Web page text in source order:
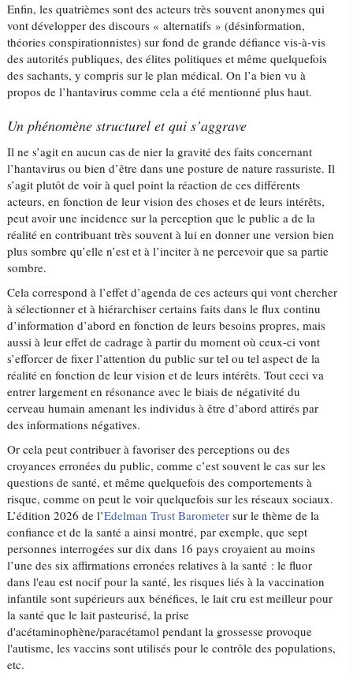
Enfin, les quatrièmes sont des acteurs très souvent anonymes qui
vont développer des discours « alternatifs » (désinformation,
théories conspirationnistes) sur fond de grande défiance vis-à-vis
des autorités publiques, des élites politiques et même quelquefois
des sachants, y compris sur le plan médical. On l’a bien vu à
propos de l’hantavirus comme cela a été mentionné plus haut.
Un phénomène structurel et qui s’aggrave
Il ne s’agit en aucun cas de nier la gravité des faits concernant
l’hantavirus ou bien d’être dans une posture de nature rassuriste. Il
s’agit plutôt de voir à quel point la réaction de ces différents
acteurs, en fonction de leur vision des choses et de leurs intérêts,
peut avoir une incidence sur la perception que le public a de la
réalité en contribuant très souvent à lui en donner une version bien
plus sombre qu’elle n’est et à l’inciter à ne percevoir que sa partie
sombre.
Cela correspond à l’effet d’agenda de ces acteurs qui vont chercher
à sélectionner et à hiérarchiser certains faits dans le flux continu
d’information d’abord en fonction de leurs besoins propres, mais
aussi à leur effet de cadrage à partir du moment où ceux-ci vont
s’efforcer de fixer l’attention du public sur tel ou tel aspect de la
réalité en fonction de leur vision et de leurs intérêts. Tout ceci va
entrer largement en résonance avec le biais de négativité du
cerveau humain amenant les individus à être d’abord attirés par
des informations négatives.
Or cela peut contribuer à favoriser des perceptions ou des
croyances erronées du public, comme c’est souvent le cas sur les
questions de santé, et même quelquefois des comportements à
risque, comme on peut le voir quelquefois sur les réseaux sociaux.
L’édition 2026 de l’Edelman Trust Barometer sur le thème de la
confiance et de la santé a ainsi montré, par exemple, que sept
personnes interrogées sur dix dans 16 pays croyaient au moins
l’une des six affirmations erronées relatives à la santé : le fluor
dans l'eau est nocif pour la santé, les risques liés à la vaccination
infantile sont supérieurs aux bénéfices, le lait cru est meilleur pour
la santé que le lait pasteurisé, la prise
d'acétaminophène/paracétamol pendant la grossesse provoque
l'autisme, les vaccins sont utilisés pour le contrôle des populations,
etc.